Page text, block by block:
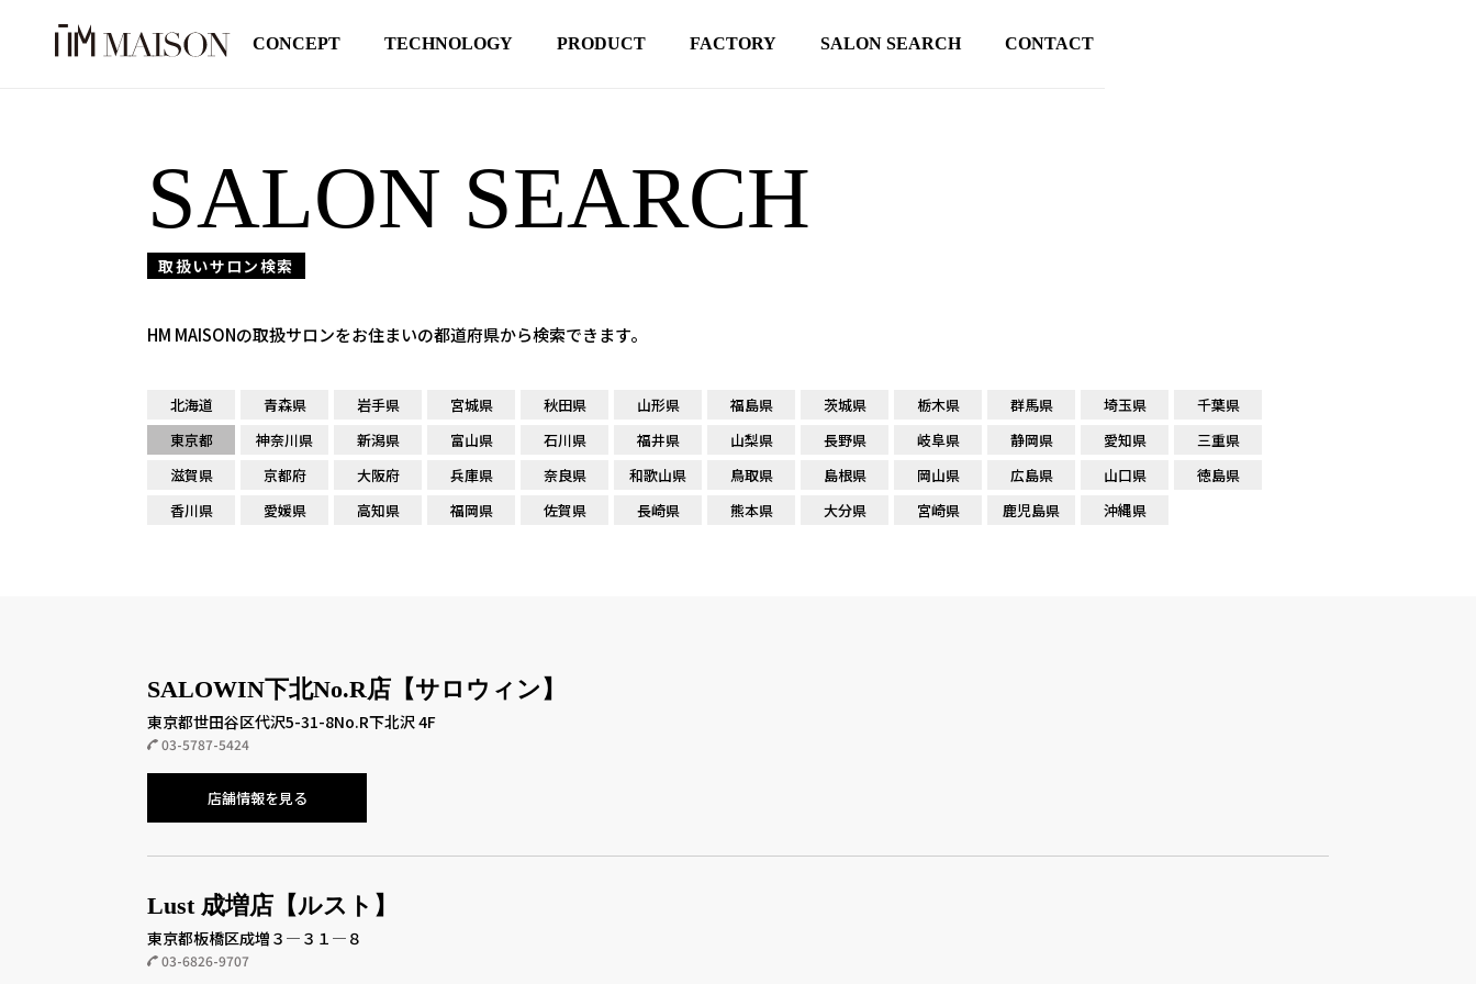
CONCEPT TECHNOLOGY PRODUCT FACTORY SALON SEARCH CONTACT
SALON SEARCH
取扱いサロン検索
HM MAISONの取扱サロンをお住まいの都道府県から検索できます。
北海道 青森県 岩手県 宮城県 秋田県 山形県 福島県 茨城県 栃木県 群馬県 埼玉県
千葉県
東京都
神奈川県 新潟県 富山県 石川県 福井県 山梨県 長野県 岐阜県 静岡県 愛知県
三重県
滋賀県
京都府 大阪府 兵庫県 奈良県 和歌山県 鳥取県 島根県 岡山県 広島県 山口県
徳島県
香川県
愛媛県 高知県 福岡県 佐賀県 長崎県 熊本県 大分県 宮崎県 鹿児島県 沖縄県
SALOWIN下北No.R店【サロウィン】
東京都世田谷区代沢5-31-8No.R下北沢 4F
03-5787-5424
店舗情報を見る
Lust 成増店【ルスト】
東京都板橋区成増３―３１―８
03-6826-9707